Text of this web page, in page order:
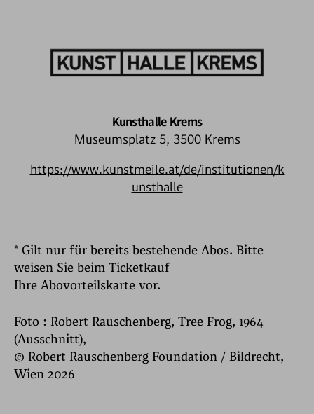
Kunsthalle Krems
Museumsplatz 5, 3500 Krems
https://www.kunstmeile.at/de/institutionen/k
unsthalle
* Gilt nur für bereits bestehende Abos. Bitte
weisen Sie beim Ticketkauf
Ihre Abovorteilskarte vor.
Foto : Robert Rauschenberg, Tree Frog, 1964
(Ausschnitt),
© Robert Rauschenberg Foundation / Bildrecht,
Wien 2026